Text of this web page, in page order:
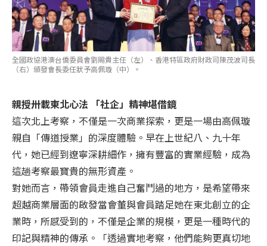
全國政協港澳台僑委員會劉賜貴主任（左）、香港特區政府財政司陳茂波司長
（右）頒發會長委任狀予高佩璇（中）。
親授卅載東北心法 「社企」精神堪借鏡
這次北上考察，不僅是一次商業探索，更是一場由高佩璇
親自「傳道授業」的深度體驗。早在上世紀八、九十年
代，她已經到遼寧深耕細作，擁有豐富的實業經驗，成為
這趟考察最寶貴的無形資產。
對她而言，帶領會員走進自己奮鬥過的地方，是希望帶來
超越商業層面的啟發當會董與會員踏足她在東北創立的企
業時，所感受到的，不僅是企業的規模，更是一種時代的
印記與精神的傳承。「透過實地考察，他們能夠更真切地